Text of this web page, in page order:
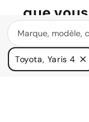
que
Nous avons de
Toyota, Yaris 4